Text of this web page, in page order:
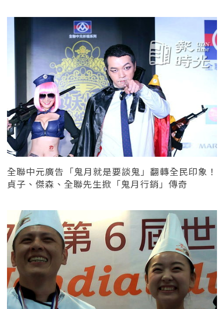
全聯中元廣告「鬼月就是要談鬼」翻轉全民印象！
貞子、傑森、全聯先生掀「鬼月行銷」傳奇